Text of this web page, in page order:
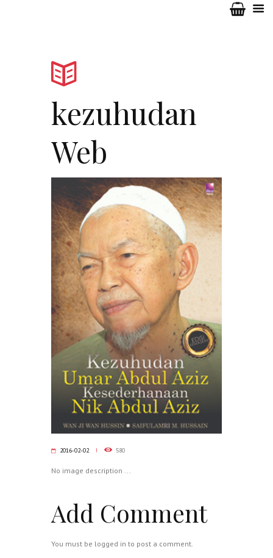
kezuhudan
Web
2016-02-02 580
No image description ...
Add Comment
You must be logged in to post a comment.